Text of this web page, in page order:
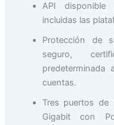
API disponible
incluidas las
Protección de
seguro,
predeterminada
cuentas.
Tres puertos de
Gigabit con